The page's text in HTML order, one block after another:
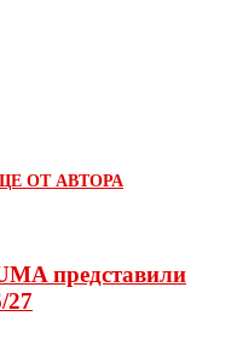
ОТ АВТОРА
представили
27